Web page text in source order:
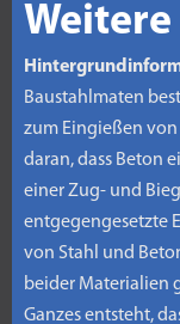
Baustahlmaten
zum Eingießen
daran, dass Beton
einer Zug- und
entgegengesetzte
von Stahl und
beider Materialien
Ganzes entsteht,